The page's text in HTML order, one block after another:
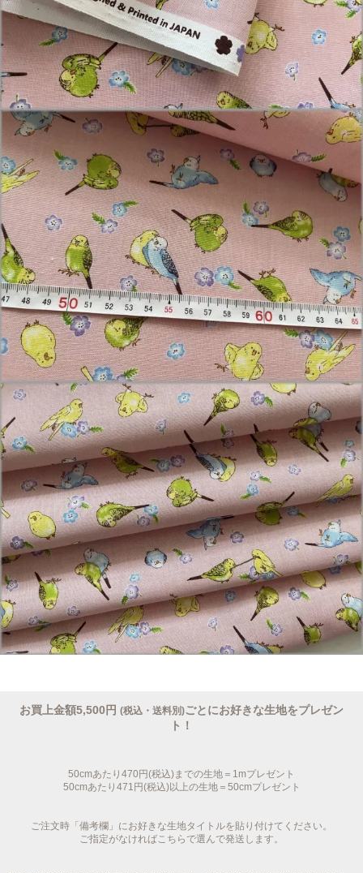
お買上金額5,500円 (税込・送料別)ごとにお好きな生地をプレゼン
ト！
50cmあたり470円(税込)までの生地＝1mプレゼント
50cmあたり471円(税込)以上の生地＝50cmプレゼント
ご注文時「備考欄」にお好きな生地タイトルを貼り付けてください。
ご指定がなければこちらで選んで発送します。